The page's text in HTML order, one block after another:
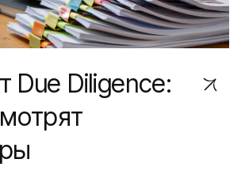
Due Diligence: